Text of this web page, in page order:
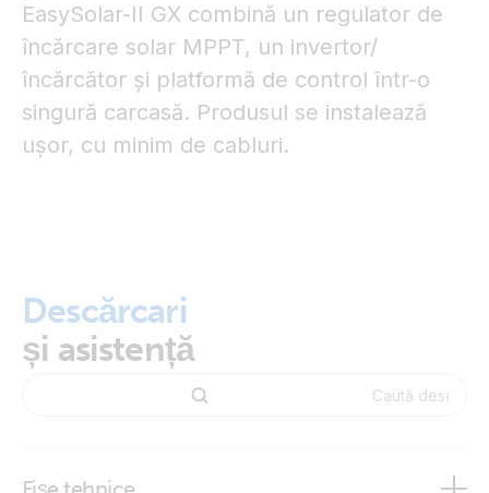
EasySolar-II GX combină un regulator de
încărcare solar MPPT, un invertor/
încărcător și platformă de control într-o
singură carcasă. Produsul se instalează
ușor, cu minim de cabluri.
Descărcari
și asistență